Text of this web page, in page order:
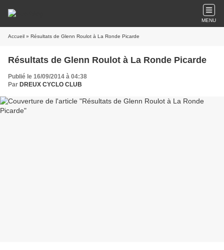
MENU
Accueil » Résultats de Glenn Roulot à La Ronde Picarde
Résultats de Glenn Roulot à La Ronde Picarde
Publié le 16/09/2014 à 04:38
Par DREUX CYCLO CLUB